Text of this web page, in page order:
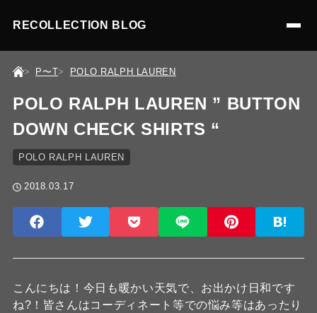
RECOLLECTION BLOG
P〜T POLO RALPH LAUREN
POLO RALPH LAUREN ” BUTTON
DOWN CHECK SHIRTS “
POLO RALPH LAUREN
2018.03.17
こんにちは！今日も暖かい天気で、お出かけ日和です
ね?！皆さんはコーディネート等での悩み等はあったり